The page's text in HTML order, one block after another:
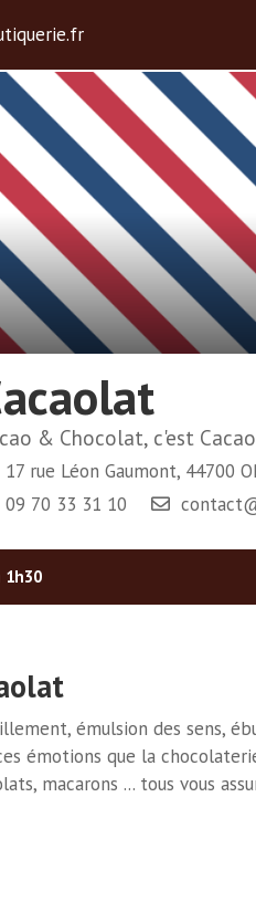
& Chocolat, c'est
17 rue Léon Gaumont, 44700
09 70 33 31 10
1h30
émulsion des sens,
émotions que la
macarons ... tous vous